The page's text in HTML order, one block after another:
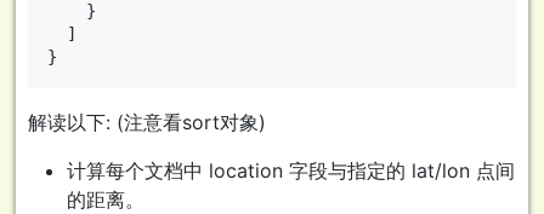
    }
  ]
解读以下: (注意看sort对象)
计算每个文档中 location 字段与指定的 lat/lon 点间
的距离。